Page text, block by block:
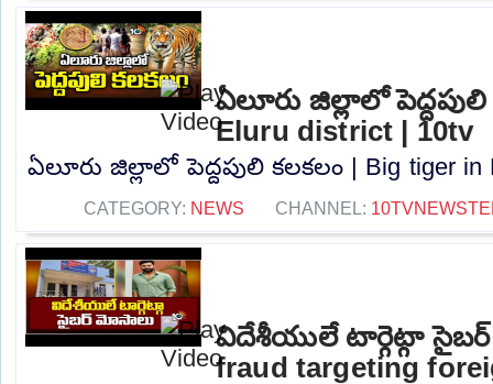
ఏలూరు జిల్లాలో
Eluru district | 10tv
ఏలూరు జిల్లాలో పెద్దపులి కలకలం | Big tiger in
CATEGORY: NEWS CHANNEL:
విదేశీయులే టార్గెట్గా
fraud targeting